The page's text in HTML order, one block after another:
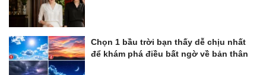
Chọn 1 bầu trời bạn thấy dễ chịu nhất
để khám phá điều bất ngờ về bản thân